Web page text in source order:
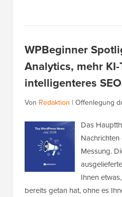
WPBeginner
Analytics, mehr
intelligenteres
Von Redaktion | Offenlegung
Das
Messung.
Ihnen
bereits getan hat, ohne es